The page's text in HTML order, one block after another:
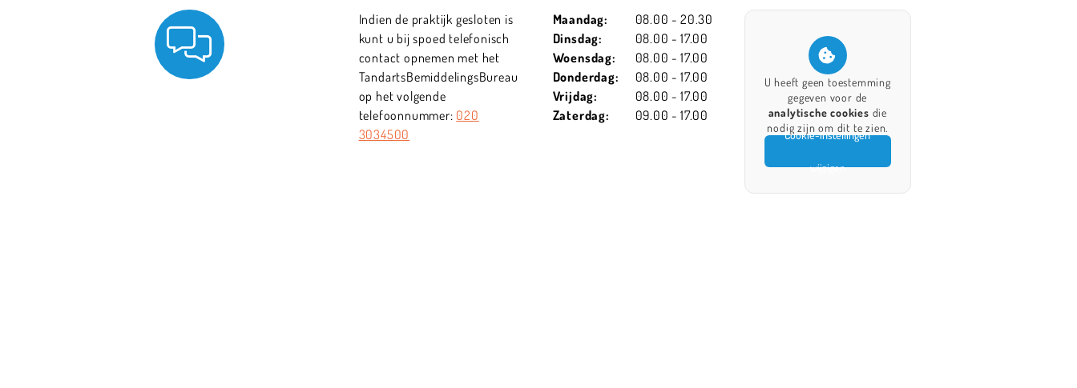
Indien de praktijk gesloten is
kunt u bij spoed telefonisch
contact opnemen met het
TandartsBemiddelingsBureau
op het volgende
telefoonnummer: 020
3034500
Maandag:
08.00 - 20.30
Dinsdag:
08.00 - 17.00
Woensdag:
08.00 - 17.00
Donderdag:
08.00 - 17.00
Vrijdag:
08.00 - 17.00
Zaterdag:
09.00 - 17.00
U heeft geen toestemming
gegeven voor de
analytische cookies die
nodig zijn om dit te zien.
Cookie-instellingen
wijzigen